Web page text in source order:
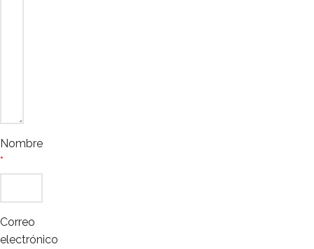
Nombre
*
Correo
electrónico